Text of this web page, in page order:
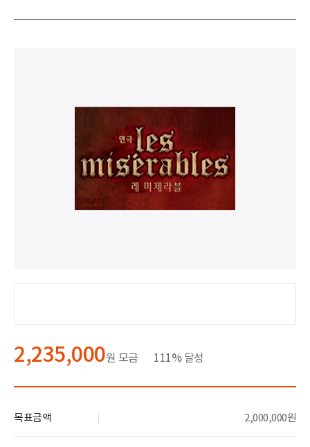
2,235,000원 모금 111% 달성
목표금액 2,000,000원